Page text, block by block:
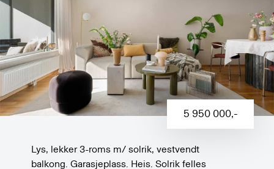
5 950 000,-
Lys, lekker 3-roms m/ solrik, vestvendt
balkong. Garasjeplass. Heis. Solrik felles